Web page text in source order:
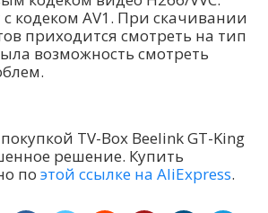
кодеком AV1. При скачивании
приходится смотреть на тип
возможность смотреть
TV-Box Beelink GT-King
решение. Купить
по этой ссылке на AliExpress.